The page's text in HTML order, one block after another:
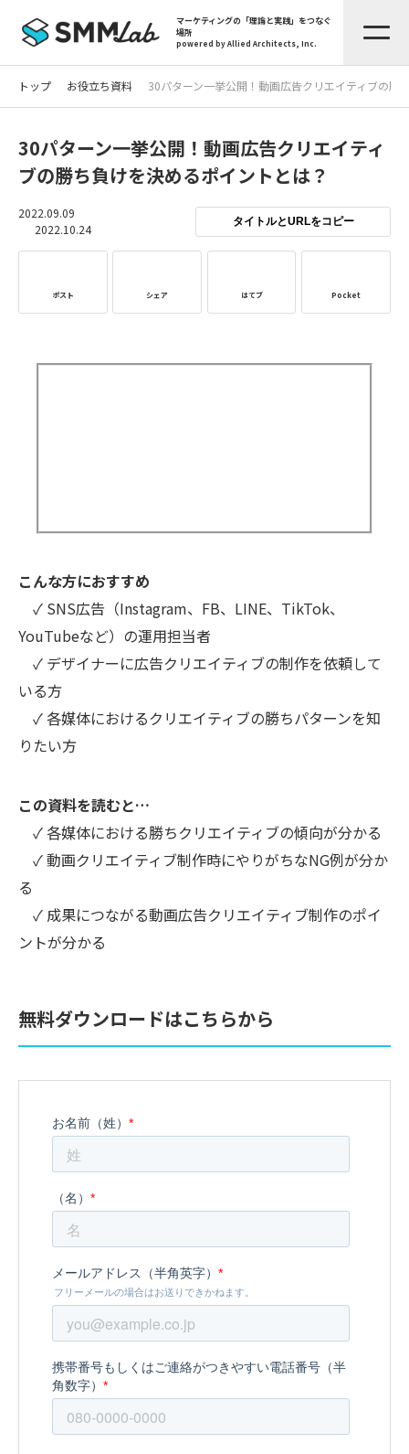
マーケティングの「理論と実践」をつなぐ
場所
powered by Allied Architects, Inc.
トップ お役立ち資料 30パターン一挙公開！動画広告クリエイティブの勝
30パターン一挙公開！動画広告クリエイティ
ブの勝ち負けを決めるポイントとは？
2022.09.09
2022.10.24
タイトルとURLをコピー
ポスト シェア はてブ Pocket
こんな方におすすめ
✓ SNS広告（Instagram、FB、LINE、TikTok、
YouTubeなど）の運用担当者
✓ デザイナーに広告クリエイティブの制作を依頼して
いる方
✓ 各媒体におけるクリエイティブの勝ちパターンを知
りたい方
この資料を読むと…
✓ 各媒体における勝ちクリエイティブの傾向が分かる
✓ 動画クリエイティブ制作時にやりがちなNG例が分か
る
✓ 成果につながる動画広告クリエイティブ制作のポイ
ントが分かる
無料ダウンロードはこちらから